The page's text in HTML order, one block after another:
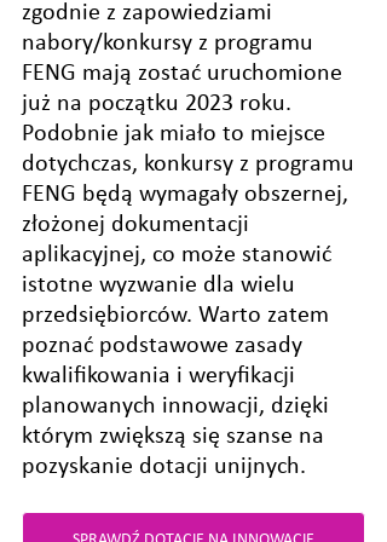
zgodnie z zapowiedziami
nabory/konkursy z programu
FENG mają zostać uruchomione
już na początku 2023 roku.
Podobnie jak miało to miejsce
dotychczas, konkursy z programu
FENG będą wymagały obszernej,
złożonej dokumentacji
aplikacyjnej, co może stanowić
istotne wyzwanie dla wielu
przedsiębiorców. Warto zatem
poznać podstawowe zasady
kwalifikowania i weryfikacji
planowanych innowacji, dzięki
którym zwiększą się szanse na
pozyskanie dotacji unijnych.